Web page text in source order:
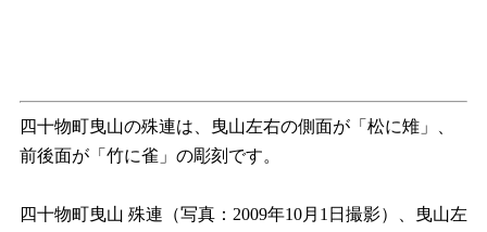
四十物町曳山の殊連は、曳山左右の側面が「松に雉」、
前後面が「竹に雀」の彫刻です。
四十物町曳山 殊連（写真：2009年10月1日撮影）、曳山左